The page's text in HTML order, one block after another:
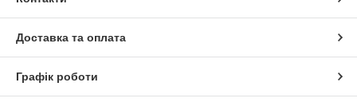
Доставка та оплата
Графік роботи